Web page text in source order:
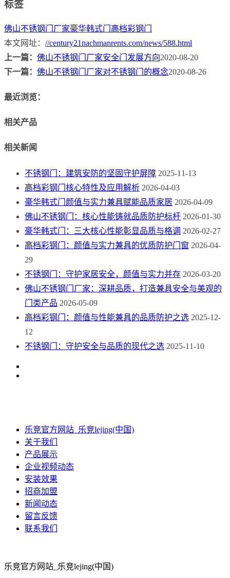
标签
佛山不锈钢门厂家豪华韩式门 高档彩钢门
本文网址： //century21nachmanrents.com/news/588.html
上一篇： 佛山不锈钢门厂家安全门发展方向2020-08-20
下一篇： 佛山不锈钢门厂家对不锈钢门的概念2020-08-26
最近浏览：
相关产品
相关新闻
不锈钢门：建筑安防的坚固守护屏障 2025-11-13
高档彩钢门核心特性及应用解析 2026-04-03
豪华韩式门颜值与实力兼具赋能品质家居 2026-04-09
佛山不锈钢门：核心性能铸就品质防护标杆 2026-01-30
豪华韩式门：三大核心性能彰显品质与格调 2026-02-27
高档彩钢门：颜值与实力兼具的优质防护门窗 2026-04-
29
不锈钢门：守护家居安全，颜值与实力并存 2026-03-20
佛山不锈钢门厂家：深耕品质，打造兼具安全与美观的
门类产品 2026-05-09
高档彩钢门：颜值与性能兼具的品质防护之选 2025-12-
12
不锈钢门：守护安全与品质的现代之选 2025-11-10
乐竞官方网站_乐竞lejing(中国)
关于我们
产品展示
企业视频动态
安装效果
招商加盟
新闻动态
留言反馈
联系我们
乐竞官方网站_乐竞lejing(中国)